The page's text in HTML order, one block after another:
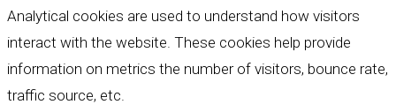
Analytical cookies are used to understand how visitors
interact with the website. These cookies help provide
information on metrics the number of visitors, bounce rate,
traffic source, etc.